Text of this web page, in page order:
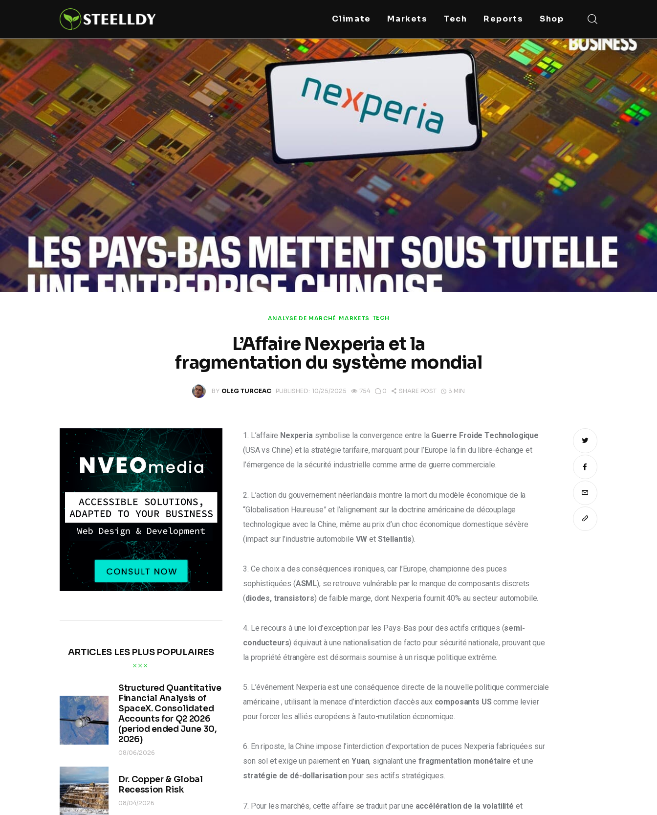
Climate Markets Tech Reports Shop
STEELLDY
Through Steelldy consulting company, I assist
companies, fintechs, and institutions in two
key areas: ◙ Economic and financial statistical
modeling via our DaaS & SaaS software
(macroeconomic index platform). Analysis of
the transition to a multipolar world:
stablecoins, gold, copper, precious metals,
industrial metals, oil, dollars, euros, yuan, yen,
rubles, CBDC, BISIH, mBridge, Unified Ledger,
BRICS, and global regulations. ◙ Web3 Law &
Taxation Legal and Tax structuring of
blockchain-based projects, RWA,
tokenization, cryptocurrency (stablecoins,
CBDC), decentralized autonomous
organizations (DAO), MiCA compliance, ISO
20022, AI, MANBRIC/biotech technologies,
robotics, smart cities, and ESG taxonomy.
Markets
Tech
Reports
Shop
ANALYSE DE MARCHÉ MARKETS TECH
L’Affaire Nexperia et la
fragmentation du système mondial
BY OLEG TURCEAC PUBLISHED: 10/25/2025 754 0 SHARE POST 3 MIN
1. L’affaire Nexperia symbolise la convergence entre la Guerre Froide Technologique
(USA vs Chine) et la stratégie tarifaire, marquant pour l’Europe la fin du libre-échange et
l’émergence de la sécurité industrielle comme arme de guerre commerciale.
2. L’action du gouvernement néerlandais montre la mort du modèle économique de la
“Globalisation Heureuse” et l’alignement sur la doctrine américaine de découplage
technologique avec la Chine, même au prix d’un choc économique domestique sévère
(impact sur l’industrie automobile VW et Stellantis).
3. Ce choix a des conséquences ironiques, car l’Europe, championne des puces
sophistiquées (ASML), se retrouve vulnérable par le manque de composants discrets
(diodes, transistors) de faible marge, dont Nexperia fournit 40% au secteur automobile.
4. Le recours à une loi d’exception par les Pays-Bas pour des actifs critiques (semi-
conducteurs) équivaut à une nationalisation de facto pour sécurité nationale, prouvant que
la propriété étrangère est désormais soumise à un risque politique extrême.
5. L’événement Nexperia est une conséquence directe de la nouvelle politique commerciale
américaine , utilisant la menace d’interdiction d’accès aux composants US comme levier
pour forcer les alliés européens à l’auto-mutilation économique.
6. En riposte, la Chine impose l’interdiction d’exportation de puces Nexperia fabriquées sur
son sol et exige un paiement en Yuan, signalant une fragmentation monétaire et une
stratégie de dé-dollarisation pour ses actifs stratégiques.
7. Pour les marchés, cette affaire se traduit par une accélération de la volatilité et
ARTICLES LES PLUS POPULAIRES
Structured Quantitative
Financial Analysis of
SpaceX. Consolidated
Accounts for Q2 2026
(period ended June 30,
2026)
08/06/2026
Dr. Copper & Global
Recession Risk
08/04/2026